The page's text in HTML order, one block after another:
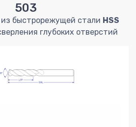
503
из быстрорежущей стали HSS
глубоких отверстий